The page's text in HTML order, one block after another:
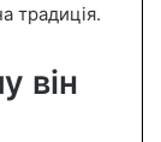
традиція.
він